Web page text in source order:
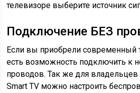
телевизоре выберите источник
Подключение БЕЗ
Если вы приобрели современный
есть возможность подключить к
проводов. Так же для владельцев
Smart TV можно настроить